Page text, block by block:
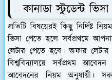
- কানাডা স্টুডেন্ট
প্রতিটি বিষয়েরই কিছু নির্দিষ্ট
ভিসা পেতে হলে সর্বপ্রথমে
লেটার পেতে হবে। অফার
বিশ্ববিদ্যালয়ে সর্বপ্রথম
আবেদনের নিয়ম অনুযায়ী।